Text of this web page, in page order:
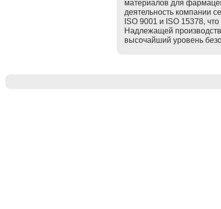
материалов для
деятельность компании
ISO 9001 и ISO 15378,
Надлежащей
высочайший уровень